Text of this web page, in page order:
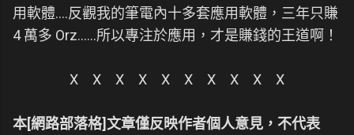
用軟體....反觀我的筆電內十多套應用軟體，三年只賺
4 萬多 Orz......所以專注於應用，才是賺錢的王道啊！
X X X X X X X X X X
本[網路部落格]文章僅反映作者個人意見，不代表